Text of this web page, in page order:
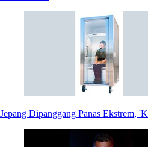
Jepang Dipanggang Panas Ekstrem,